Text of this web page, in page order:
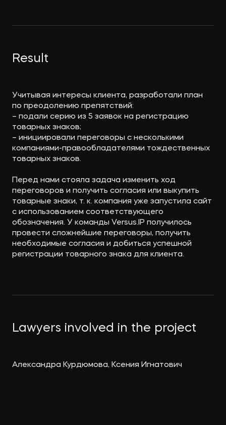
правоUseful
Result
Учитывая интересы клиента, разработали план
по преодолению препятствий:
– подали серию из 5 заявок на регистрацию
товарных знаков;
– инициировали переговоры с несколькими
компаниями-правообладателями тождественных
товарных знаков.
Перед нами стояла задача изменить ход
переговоров и получить согласия или выкупить
товарные знаки, т. к. компания уже запустила сайт
с использованием соответствующего
обозначения. У команды Versus.IP получилось
провести сложнейшие переговоры, получить
необходимые согласия и добиться успешной
регистрации товарного знака для клиента.
Lawyers involved in the project
Александра Курдюмова, Ксения Игнатович